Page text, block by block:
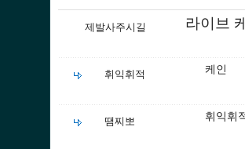
제발사주시길 라이브
휘익휘적 케인
땜찌뽀 휘익휘